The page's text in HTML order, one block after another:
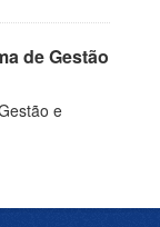
de Gestão
e